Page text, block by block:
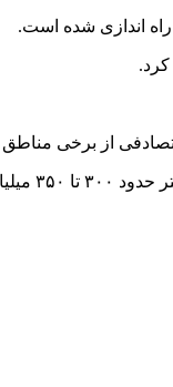
اندازی شده است.
از برخی مناطق